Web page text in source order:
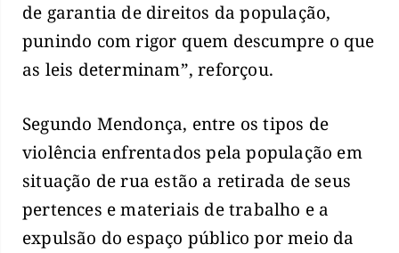
de garantia de direitos da população,
punindo com rigor quem descumpre o que
as leis determinam”, reforçou.
Segundo Mendonça, entre os tipos de
violência enfrentados pela população em
situação de rua estão a retirada de seus
pertences e materiais de trabalho e a
expulsão do espaço público por meio da